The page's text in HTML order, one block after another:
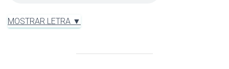
MOSTRAR LETRA ▼